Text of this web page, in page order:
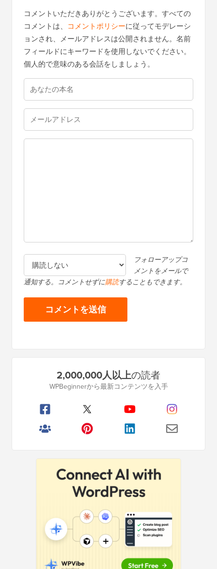
ョ
ン
コメントいただきありがとうございます。すべての
コメントは、 コメントポリシーに従ってモデレーシ
ョンされ、メールアドレスは公開されません。名前
フィールドにキーワードを使用しないでください。
個人的で意味のある会話をしましょう。
フォローアップコ
メントをメールで
通知する。コメントせずに購読することもできます。
イ
2,000,000人以上の読者
WPBeginnerから最新コンテンツを入手